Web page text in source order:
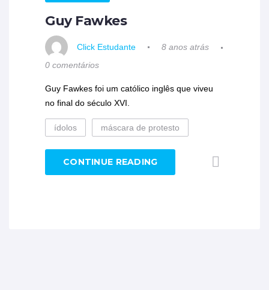
Guy Fawkes
Click Estudante
8 anos atrás
0 comentários
Guy Fawkes foi um católico inglês que viveu
no final do século XVI.
ídolos máscara de protesto
CONTINUE READING